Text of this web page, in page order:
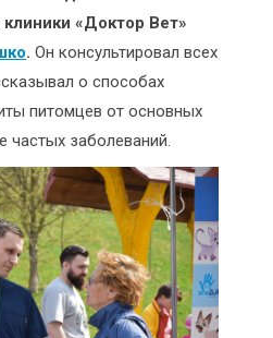
«Доктор Вет»
. Он консультировал всех
о способах
питомцев от основных
частых заболеваний.